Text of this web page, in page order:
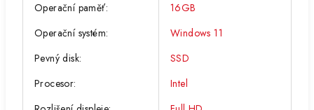
Operační paměť:
16GB
Operační systém:
Windows 11
Pevný disk:
SSD
Procesor:
Intel